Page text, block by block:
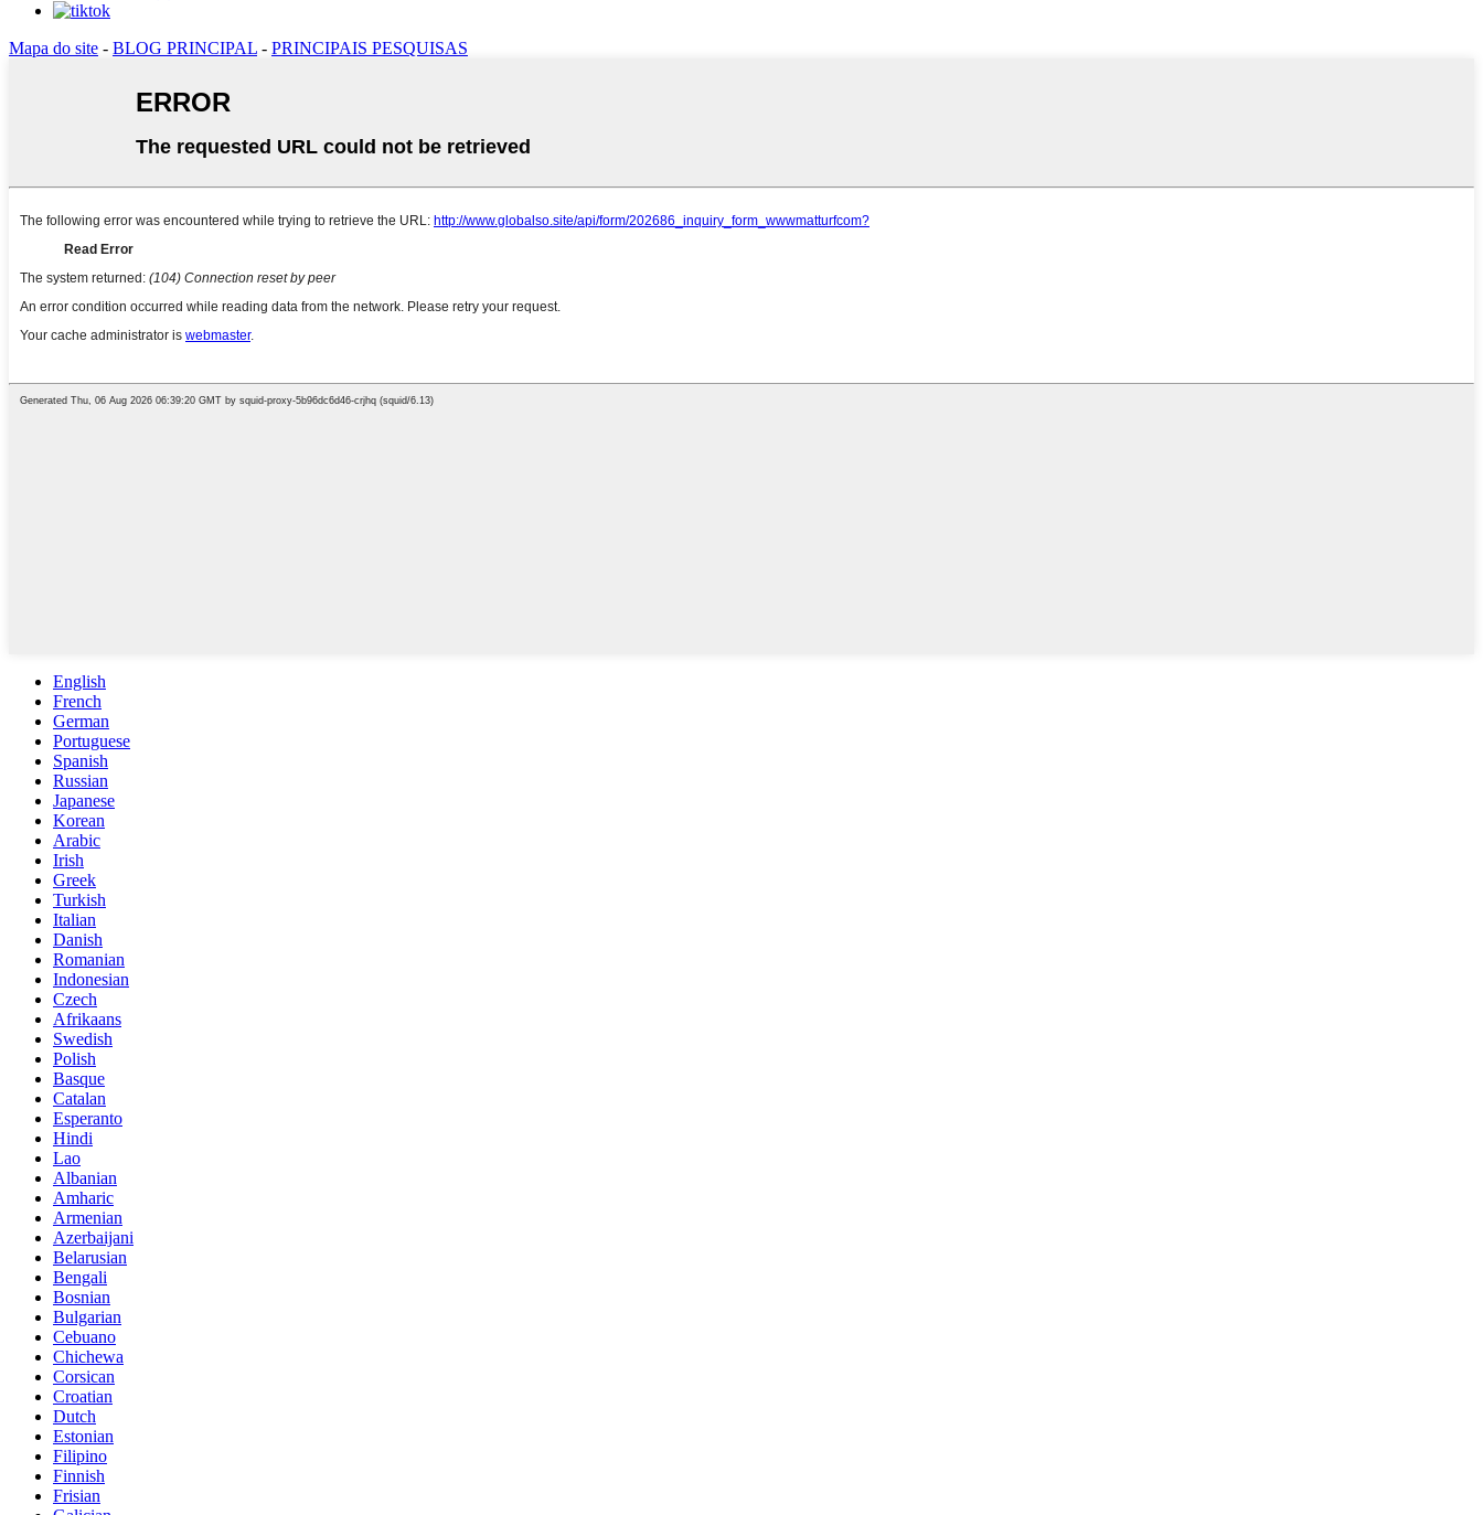
Mapa do site - BLOG PRINCIPAL - PRINCIPAIS PESQUISAS
English
French
German
Portuguese
Spanish
Russian
Japanese
Korean
Arabic
Irish
Greek
Turkish
Italian
Danish
Romanian
Indonesian
Czech
Afrikaans
Swedish
Polish
Basque
Catalan
Esperanto
Hindi
Lao
Albanian
Amharic
Armenian
Azerbaijani
Belarusian
Bengali
Bosnian
Bulgarian
Cebuano
Chichewa
Corsican
Croatian
Dutch
Estonian
Filipino
Finnish
Frisian